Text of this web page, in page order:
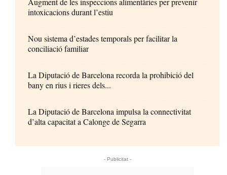
intoxicacions durant l’estiu
Nou sistema d’estades temporals per facilitar la
conciliació familiar
La Diputació de Barcelona recorda la prohibició del
bany en rius i rieres dels...
La Diputació de Barcelona impulsa la connectivitat
d’alta capacitat a Calonge de Segarra
- Publicitat -